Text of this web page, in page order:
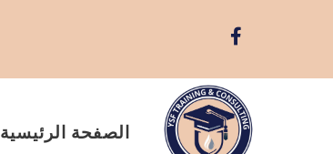
الصفحة الرئيسية